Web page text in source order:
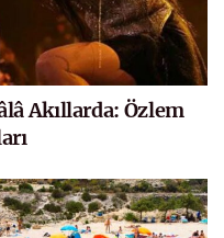
Akıllarda: Özlem